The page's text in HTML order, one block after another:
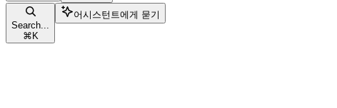
Search...
⌘ K
어시스턴트에게 묻기